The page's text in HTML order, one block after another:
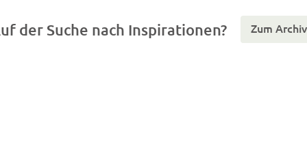
der Suche nach Inspirationen? Zum Archiv